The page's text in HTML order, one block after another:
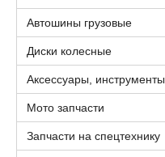
Автошины грузовые
Диски колесные
Аксессуары, инструменты
Мото запчасти
Запчасти на спецтехнику